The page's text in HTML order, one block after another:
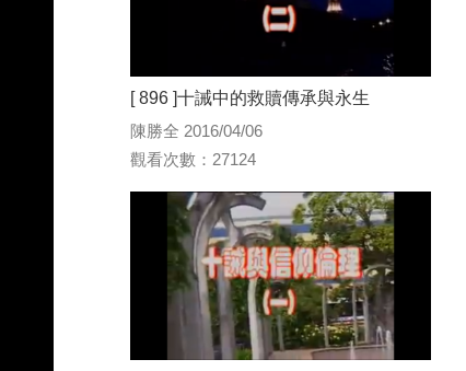
[ 896 ]十誡中的救贖傳承與永生
陳勝全 2016/04/06
觀看次數：27124